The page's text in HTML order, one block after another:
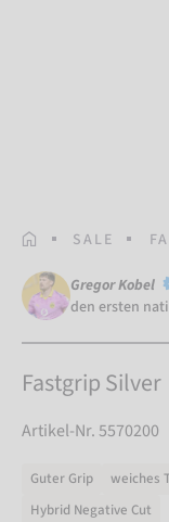
STARTSEITE
SALE
Gregor Kobel
den ersten
Fastgrip Silver
Artikel-Nr. 5570200
Guter Grip weiches
Hybrid Negative Cut